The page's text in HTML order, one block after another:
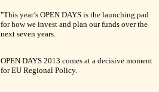
"This year’s OPEN DAYS is the launching pad
for how we invest and plan our funds over the
next seven years.
OPEN DAYS 2013 comes at a decisive moment
for EU Regional Policy.